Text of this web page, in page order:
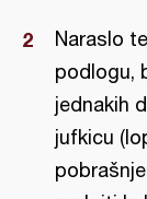
Naraslo
podlogu,
jednakih
jufkicu